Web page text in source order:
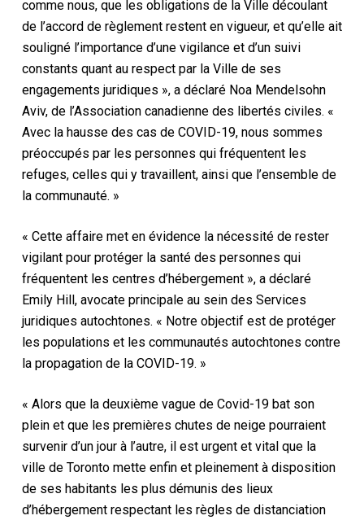
comme nous, que les obligations de la Ville découlant
de l’accord de règlement restent en vigueur, et qu’elle ait
souligné l’importance d’une vigilance et d’un suivi
constants quant au respect par la Ville de ses
engagements juridiques », a déclaré Noa Mendelsohn
Aviv, de l’Association canadienne des libertés civiles. «
Avec la hausse des cas de COVID-19, nous sommes
préoccupés par les personnes qui fréquentent les
refuges, celles qui y travaillent, ainsi que l’ensemble de
la communauté. »
« Cette affaire met en évidence la nécessité de rester
vigilant pour protéger la santé des personnes qui
fréquentent les centres d’hébergement », a déclaré
Emily Hill, avocate principale au sein des Services
juridiques autochtones. « Notre objectif est de protéger
les populations et les communautés autochtones contre
la propagation de la COVID-19. »
« Alors que la deuxième vague de Covid-19 bat son
plein et que les premières chutes de neige pourraient
survenir d’un jour à l’autre, il est urgent et vital que la
ville de Toronto mette enfin et pleinement à disposition
de ses habitants les plus démunis des lieux
d’hébergement respectant les règles de distanciation